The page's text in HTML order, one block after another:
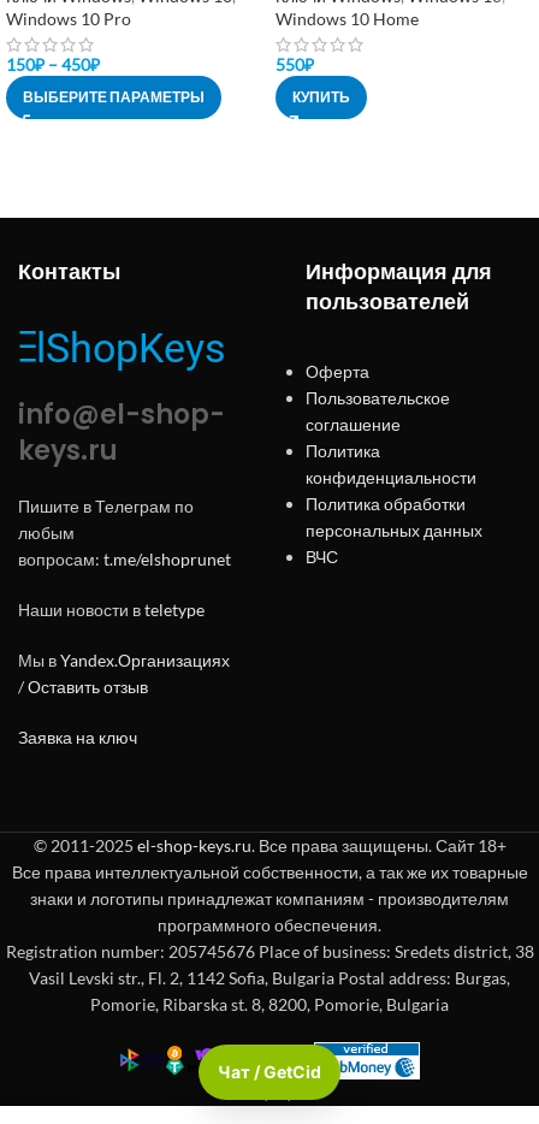
Windows 10 Pro
150₽ –450₽
ВЫБЕРИТЕ ПАРАМЕТРЫ
Windows 10 Home
550₽
КУПИТЬ
Контакты
info@el-shop-
keys.ru
Пишите в Телеграм по
любым
вопросам: t.me/elshoprunet
Наши новости вteletype
Мы вYandex.Организациях
/Оставить отзыв
Заявка на ключ
Информация для
пользователей
Оферта
Пользовательское
соглашение
Политика
конфиденциальности
Политика обработки
персональных данных
ВЧС
© 2011-2025 el-shop-keys.ru. Все права защищены. Сайт 18+
Все права интеллектуальной собственности, а так же их товарные
знаки и логотипы принадлежат компаниям - производителям
программного обеспечения.
Registration number: 205745676 Place of business: Sredets district, 38
Vasil Levski str., Fl. 2, 1142 Sofia, Bulgaria Postal address: Burgas,
Pomorie, Ribarska st. 8, 8200, Pomorie, Bulgaria
Чат / GetCid